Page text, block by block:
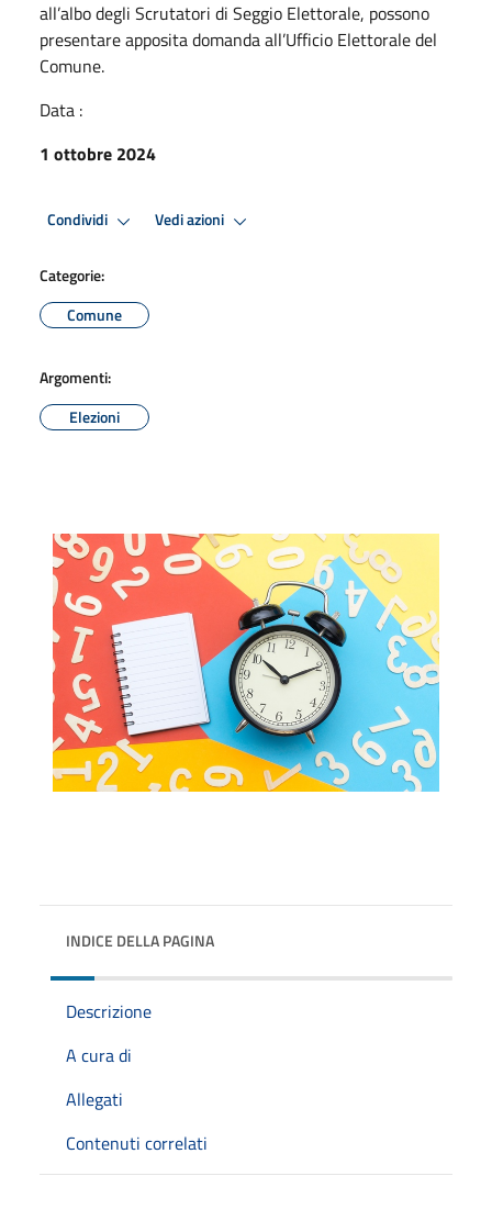
all’albo degli Scrutatori di Seggio Elettorale, possono
presentare apposita domanda all’Ufficio Elettorale del
Comune.
Data :
1 ottobre 2024
Condividi Vedi azioni
Categorie:
Comune
Argomenti:
Elezioni
INDICE DELLA PAGINA
Descrizione
A cura di
Allegati
Contenuti correlati